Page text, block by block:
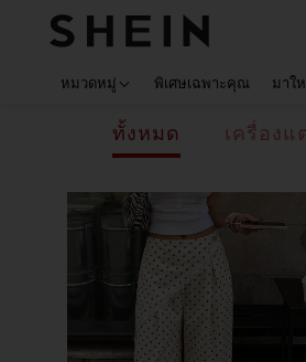
หมวดหมู่ พิเศษเฉพาะคุณ มาใ
ทั้งหมด เครื่อง